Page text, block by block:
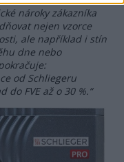
nároky zákazníka
nejen vzorce
ale například i stín
dne nebo
od Schliegeru
FVE až o 30 %.“